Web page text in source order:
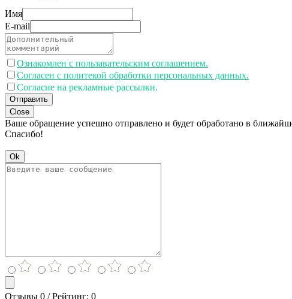
Имя
E-mail
Ознакомлен с пользавательским соглашением.
Согласен с политекой обработки персональных данных.
Согласие на рекламные рассылки.
Отправить
Close
Ваше обращение успешно отправлено и будет обработано в
Спасибо!
Ok
Отзывы 0 / Рейтинг: 0